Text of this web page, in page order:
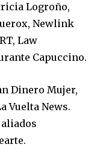
Logroño,
Newlink
Law
Capuccino.
Dinero Mujer,
Vuelta News.